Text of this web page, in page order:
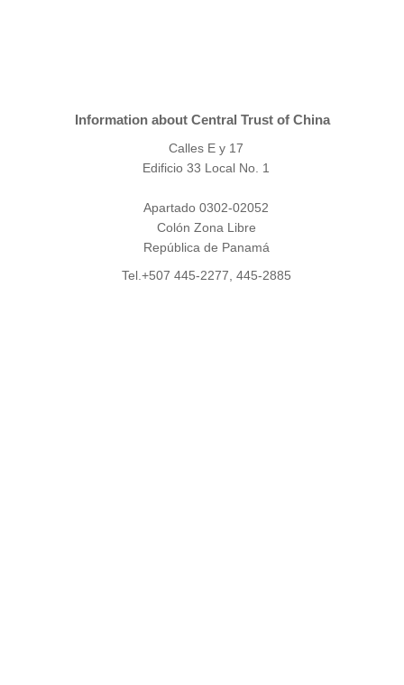
Information about Central Trust of China
Calles E y 17
Edificio 33 Local No. 1
Apartado 0302-02052
Colón Zona Libre
República de Panamá
Tel.+507 445-2277, 445-2885